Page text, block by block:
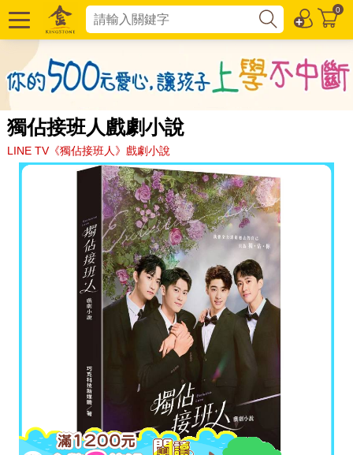
0
獨佔接班人戲劇小說
LINE TV《獨佔接班人》戲劇小說